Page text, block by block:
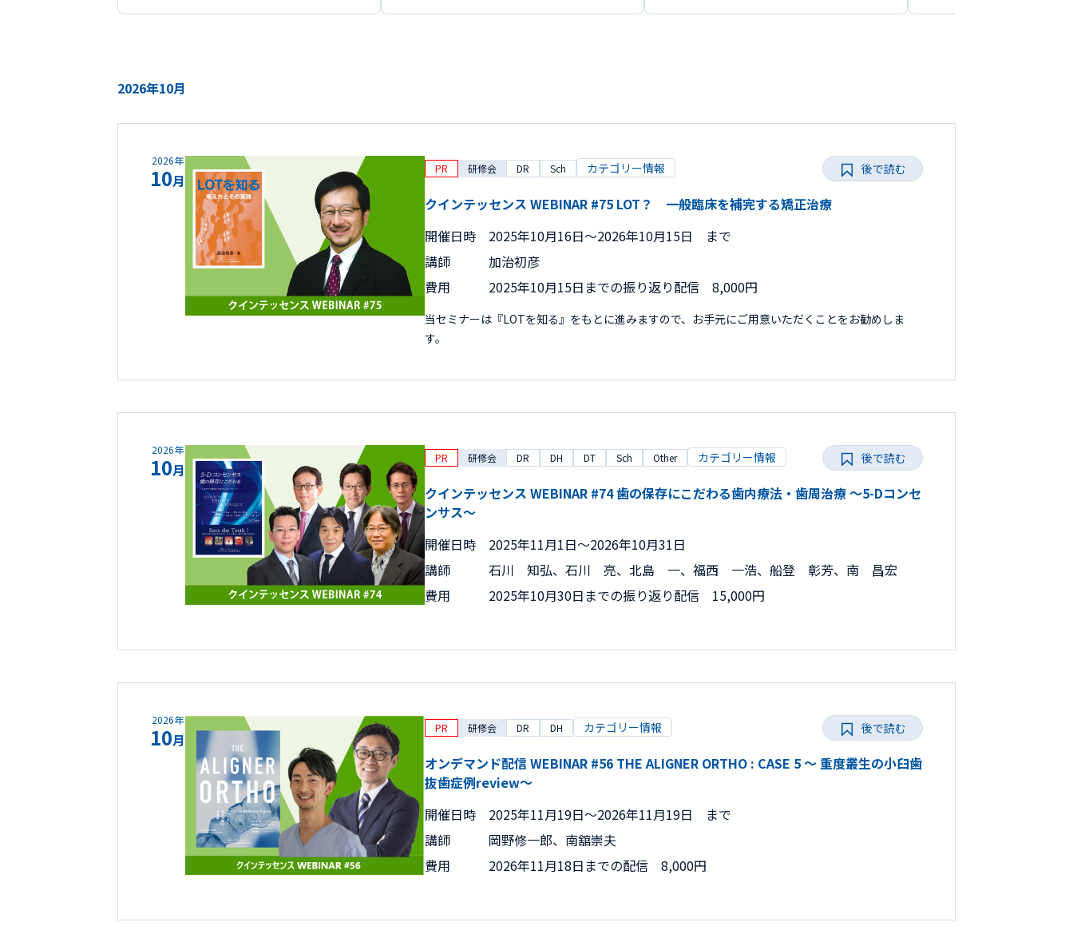
2026年10月
2026年
10月
PR 研修会 DR Sch カテゴリー情報
クインテッセンス WEBINAR #75 LOT？ 一般臨床を補完する矯正治療
開催日時
2025年10月16日〜2026年10月15日 まで
講師
加治初彦
費用
2025年10月15日までの振り返り配信 8,000円
当セミナーは『LOTを知る』をもとに進みますので、お手元にご用意いただくことをお勧めしま
す。
後で読む
2026年
10月
PR 研修会 DR DH DT Sch Other カテゴリー情報
クインテッセンス WEBINAR #74 歯の保存にこだわる歯内療法・歯周治療 ～5-Dコンセ
ンサス～
開催日時
2025年11月1日〜2026年10月31日
講師
石川 知弘、石川 亮、北島 一、福西 一浩、船登 彰芳、南 昌宏
費用
2025年10月30日までの振り返り配信 15,000円
後で読む
2026年
10月
PR 研修会 DR DH カテゴリー情報
オンデマンド配信 WEBINAR #56 THE ALIGNER ORTHO : CASE 5 ～ 重度叢生の小臼歯
抜歯症例review～
開催日時
2025年11月19日〜2026年11月19日 まで
講師
岡野修一郎、南舘崇夫
費用
2026年11月18日までの配信 8,000円
後で読む